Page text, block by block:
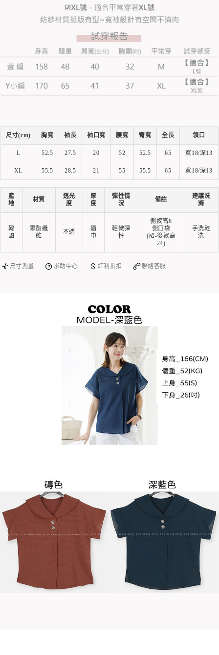
尺寸(cm) 胸寬 袖長 袖口寬 腰寬 臀寬 全長 領口
L 52.5 27.5 20 52 52.5 65 寬18/深13
XL 55.5 28.5 21 55 55.5 65 寬18/深13
產
地
材質
透光
度
厚
度
彈性情
況
備註
建議洗
滌
韓
國
聚酯纖
維
不透
適
中
輕微彈
性
側衩高8
側口袋
(裙-後衩高
24)
手洗乾
洗
尺寸測量 求助中心 紅利折扣 聯絡客服